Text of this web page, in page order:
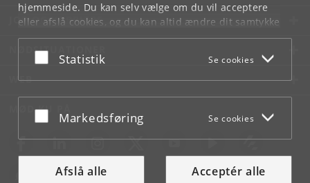
hjemmeside. Du kan selv vælge om du vil acceptere
eller afslå cookies, og du kan altid ændre dit samtykke
underCookie- og privatlivspolitiksom du finder i
bunden af hver side.
Acceptér eller afslå
Statistik Se cookies
Acceptér eller afslå
Markedsføring Se cookies
Afslå alle Acceptér alle
JOB OG KARRIERE
NØDSITUATIONER
WEB
MØD KU PÅ